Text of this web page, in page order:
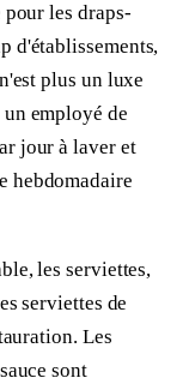
les draps-
d'établissements,
plus un luxe
employé de
jour à laver et
hebdomadaire
les serviettes,
serviettes de
Les
sont